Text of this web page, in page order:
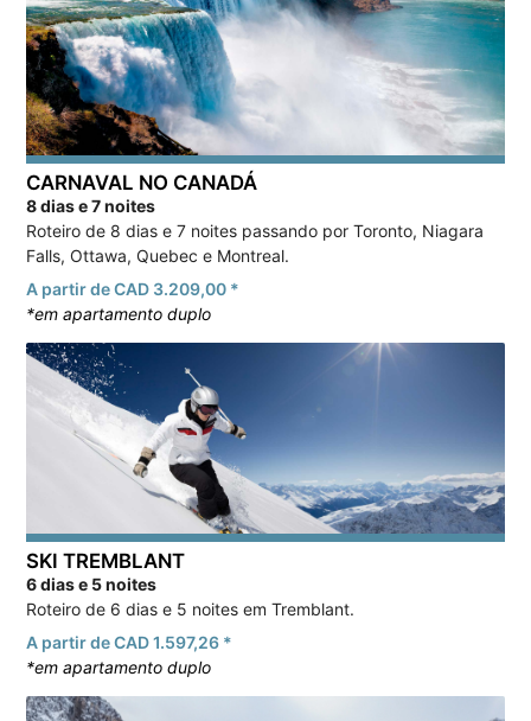
CARNAVAL NO CANADÁ
8 dias e 7 noites
Roteiro de 8 dias e 7 noites passando por Toronto, Niagara
Falls, Ottawa, Quebec e Montreal.
A partir de CAD 3.209,00 *
*em apartamento duplo
SKI TREMBLANT
6 dias e 5 noites
Roteiro de 6 dias e 5 noites em Tremblant.
A partir de CAD 1.597,26 *
*em apartamento duplo